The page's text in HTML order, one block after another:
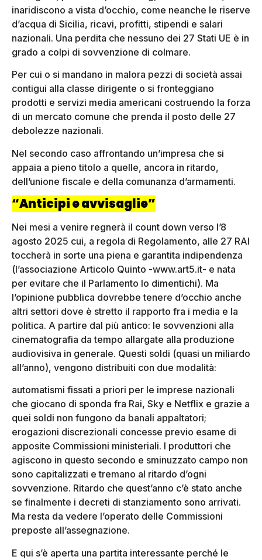
inaridiscono a vista d’occhio, come neanche le riserve
d’acqua di Sicilia, ricavi, profitti, stipendi e salari
nazionali. Una perdita che nessuno dei 27 Stati UE è in
grado a colpi di sovvenzione di colmare.
Per cui o si mandano in malora pezzi di società assai
contigui alla classe dirigente o si fronteggiano
prodotti e servizi media americani costruendo la forza
di un mercato comune che prenda il posto delle 27
debolezze nazionali.
Nel secondo caso affrontando un’impresa che si
appaia a pieno titolo a quelle, ancora in ritardo,
dell’unione fiscale e della comunanza d’armamenti.
“Anticipi e avvisaglie”
Nei mesi a venire regnerà il count down verso l’8
agosto 2025 cui, a regola di Regolamento, alle 27 RAI
toccherà in sorte una piena e garantita indipendenza
(l’associazione Articolo Quinto -www.art5.it- e nata
per evitare che il Parlamento lo dimentichi). Ma
l’opinione pubblica dovrebbe tenere d’occhio anche
altri settori dove è stretto il rapporto fra i media e la
politica. A partire dal più antico: le sovvenzioni alla
cinematografia da tempo allargate alla produzione
audiovisiva in generale. Questi soldi (quasi un miliardo
all’anno), vengono distribuiti con due modalità:
automatismi fissati a priori per le imprese nazionali
che giocano di sponda fra Rai, Sky e Netflix e grazie a
quei soldi non fungono da banali appaltatori;
erogazioni discrezionali concesse previo esame di
apposite Commissioni ministeriali. I produttori che
agiscono in questo secondo e sminuzzato campo non
sono capitalizzati e tremano al ritardo d’ogni
sovvenzione. Ritardo che quest’anno c’è stato anche
se finalmente i decreti di stanziamento sono arrivati.
Ma resta da vedere l’operato delle Commissioni
preposte all’assegnazione.
E qui s’è aperta una partita interessante perché le